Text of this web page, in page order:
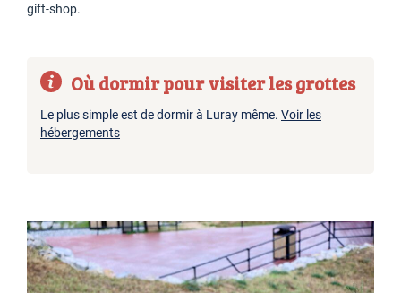
gift-shop.
Où dormir pour visiter les grottes
Le plus simple est de dormir à Luray même. Voir les
hébergements